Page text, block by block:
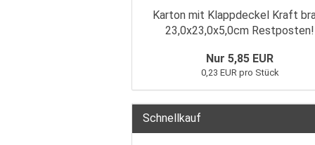
Karton mit Klappdeckel Kraft
23,0x23,0x5,0cm Restposten!
Nur 5,85 EUR
0,23 EUR pro Stück
Schnellkauf